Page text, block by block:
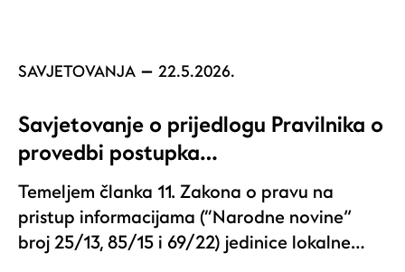
SAVJETOVANJA 22.5.2026.
Savjetovanje o prijedlogu Pravilnika o
provedbi postupka…
Temeljem članka 11. Zakona o pravu na
pristup informacijama (“Narodne novine”
broj 25/13, 85/15 i 69/22) jedinice lokalne…